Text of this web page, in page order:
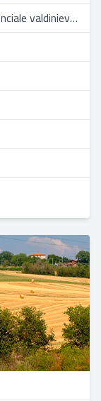
Castelfranco di sotto, Via provinciale valdinievole, 85, 56022 galleno pi, italia